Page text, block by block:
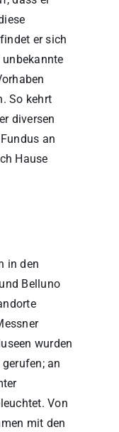
er sich
So kehrt
diversen
an
Hause
in den
Belluno
wurden
an
Von
mit den